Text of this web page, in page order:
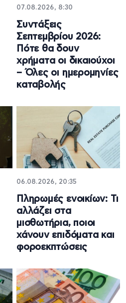
07.08.2026, 8:30
Συντάξεις
Σεπτεμβρίου 2026:
Πότε θα δουν
χρήματα οι δικαιούχοι
– Όλες οι ημερομηνίες
καταβολής
06.08.2026, 20:35
Πληρωμές ενοικίων: Τι
αλλάζει στα
μισθωτήρια, ποιοι
χάνουν επιδόματα και
φοροεκπτώσεις